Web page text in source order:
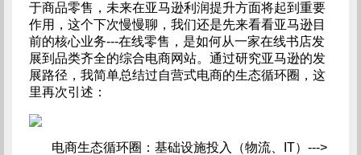
于商品零售，未来在亚马逊利润提升方面将起到重要
作用，这个下次慢慢聊，我们还是先来看看亚马逊目
前的核心业务---在线零售，是如何从一家在线书店发
展到品类齐全的综合电商网站。通过研究亚马逊的发
展路径，我简单总结过自营式电商的生态循环圈，这
里再次引述：
电商生态循环圈：基础设施投入（物流、IT）--->